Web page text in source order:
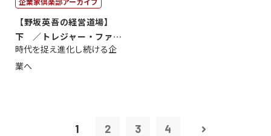
【野坂英吾の経営道場】
下 ／トレジャー・ファク
トリー社長野坂...
時代を捉え進化し続ける企
業へ
1 2 3 4